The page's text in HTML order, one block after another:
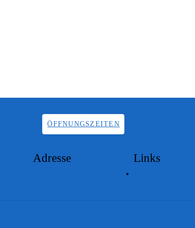
ÖFFNUNGSZEITEN
Adresse Links